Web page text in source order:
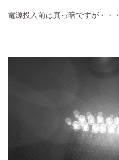
電源投入前は真っ暗ですが・・・